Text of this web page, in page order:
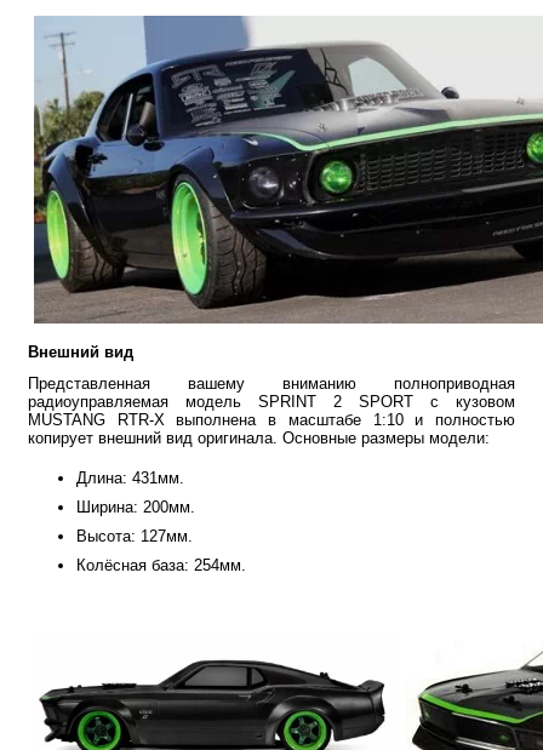
Внешний вид
Представленная вашему вниманию полноприводная
радиоуправляемая модель SPRINT 2 SPORT с кузовом
MUSTANG RTR-X выполнена в масштабе 1:10 и полностью
копирует внешний вид оригинала. Основные размеры модели:
Длина: 431мм.
Ширина: 200мм.
Высота: 127мм.
Колёсная база: 254мм.